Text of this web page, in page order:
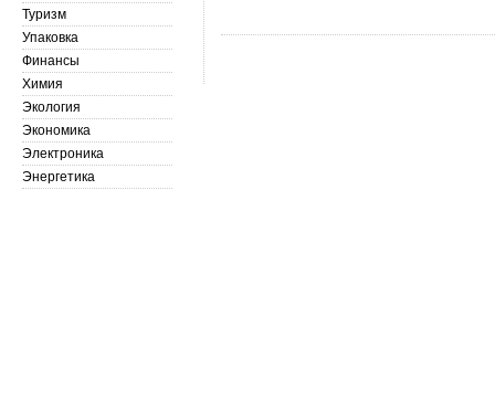
Туризм
Упаковка
Финансы
Химия
Экология
Экономика
Электроника
Энергетика